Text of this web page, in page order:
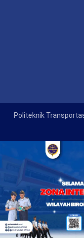
Politeknik